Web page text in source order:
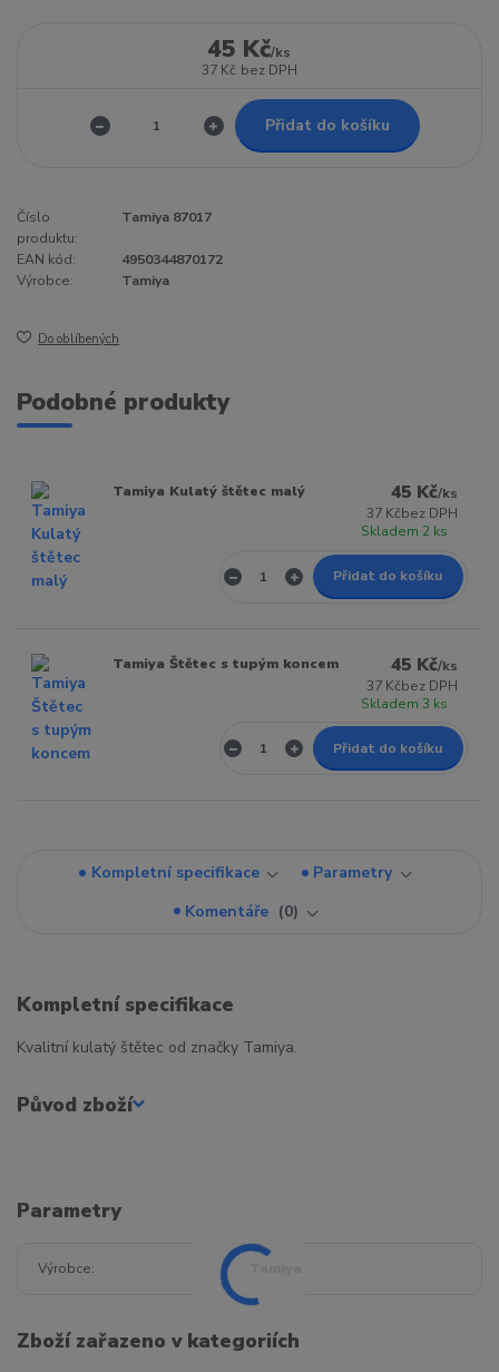
45 Kč/ks
37 Kč bez DPH
Přidat do košíku
Číslo
produktu:
Tamiya 87017
EAN kód:
4950344870172
Výrobce:
Tamiya
Do oblíbených
Podobné produkty
Tamiya Kulatý štětec malý 45 Kč/ks
37 Kčbez DPH
Skladem 2 ks
Přidat do košíku
Tamiya Štětec s tupým koncem 45 Kč/ks
37 Kčbez DPH
Skladem 3 ks
Přidat do košíku
Kompletní specifikace
Parametry
Komentáře
0
Kompletní specifikace
Kvalitní kulatý štětec od značky Tamiya.
Původ zboží
Parametry
Výrobce
Zboží zařazeno v kategoriích